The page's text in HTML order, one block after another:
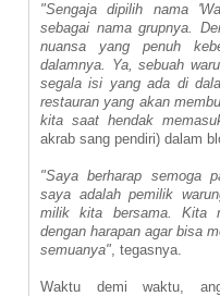
"Sengaja dipilih nama
sebagai nama grupnya.
nuansa yang penuh
dalamnya. Ya, sebuah
segala isi yang ada di
restauran yang akan
kita saat hendak
akrab sang pendiri) dalam
"Saya berharap semoga
saya adalah pemilik
milik kita bersama. Kita
dengan harapan agar bisa
semuanya", tegasnya.
Waktu demi waktu,